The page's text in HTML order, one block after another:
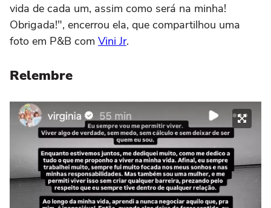
vida de cada um, assim como será na minha!
Obrigada!", encerrou ela, que compartilhou uma
foto em P&B com Vini Jr.
Relembre